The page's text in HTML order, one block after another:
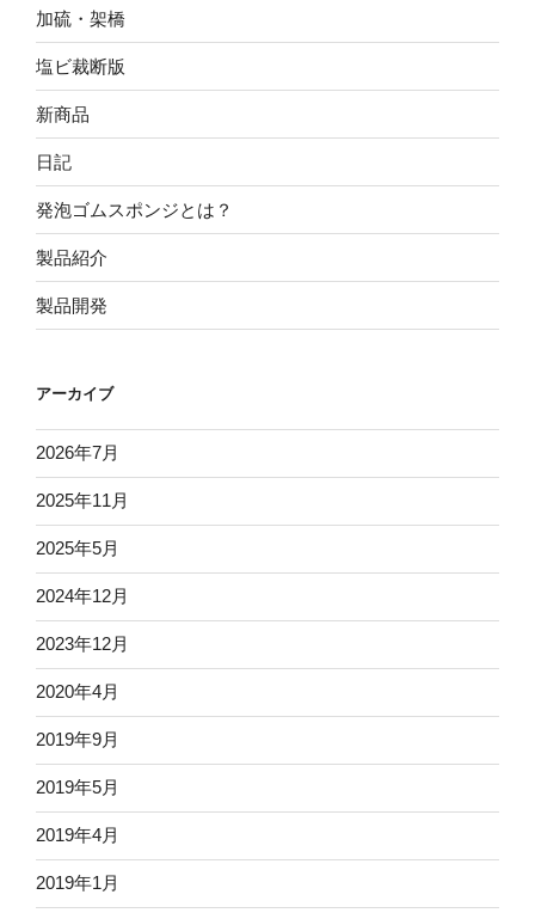
加硫・架橋
塩ビ裁断版
新商品
日記
発泡ゴムスポンジとは？
製品紹介
製品開発
アーカイブ
2026年7月
2025年11月
2025年5月
2024年12月
2023年12月
2020年4月
2019年9月
2019年5月
2019年4月
2019年1月